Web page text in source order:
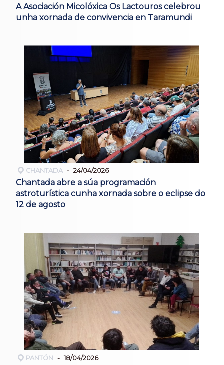
A Asociación Micolóxica Os Lactouros celebrou
unha xornada de convivencia en Taramundi
CHANTADA 24/04/2026
Chantada abre a súa programación
astroturística cunha xornada sobre o eclipse do
12 de agosto
PANTÓN 18/04/2026